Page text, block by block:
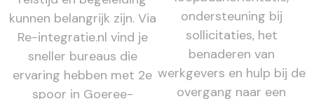
kunnen belangrijk zijn. Via
Re-integratie.nl vind je
sneller bureaus die
ervaring hebben met 2e
spoor in Goeree-
ondersteuning bij
sollicitaties, het
benaderen van
werkgevers en hulp bij de
overgang naar een